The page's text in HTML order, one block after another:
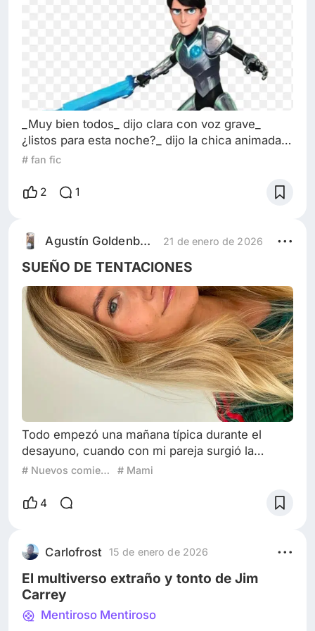
_Muy bien todos_ dijo clara con voz grave_
¿listos para esta noche?_ dijo la chica animada
alzando las manos para mostrar la sala llena de
bocadillos. _ ¡Ohhh siii!_ exclamo Eli feliz
veia la escena divertido. _ fabulujoso_ dijo el
gordito, tomando selfies. _A
# fan fic
2 1
Agustín Goldenberg 21 de enero de 2026
SUEÑO DE TENTACIONES
Todo empezó una mañana típica durante el
desayuno, cuando con mi pareja surgió la
conversación: Leo: Nos soñé juntos en una
Los sueños a veces son deseos que todavía no
contar hasta el final: Resulta ser que había ido a
ver un partido de fútbol amistoso al estadi
# Nuevos comienzos en el cine # Mami
4
Carlofrost 15 de enero de 2026
El multiverso extraño y tonto de Jim
Carrey
Mentiroso Mentiroso